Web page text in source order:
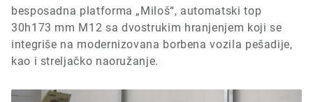
besposadna platforma „Miloš“, automatski top
30h173 mm M12 sa dvostrukim hranjenjem koji se
integriše na modernizovana borbena vozila pešadije,
kao i streljačko naoružanje.